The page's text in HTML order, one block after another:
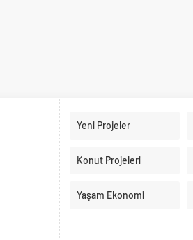
Yeni Projeler
Konut Projeleri
Yaşam Ekonomi